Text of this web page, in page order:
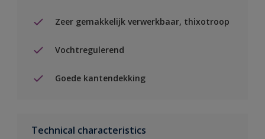
Zeer gemakkelijk verwerkbaar, thixotroop
Vochtregulerend
Goede kantendekking
Technical characteristics